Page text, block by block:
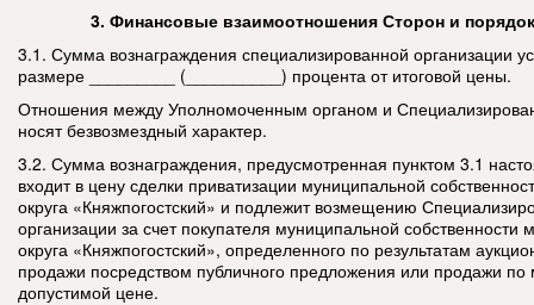
3. Финансовые взаимоотношения Сторон и
3.1. Сумма вознаграждения специализированной организации
размере _________ (__________) процента от итоговой цены.
Отношения между Уполномоченным органом и
носят безвозмездный характер.
3.2. Сумма вознаграждения, предусмотренная пунктом 3.1
входит в цену сделки приватизации муниципальной
округа «Княжпогостский» и подлежит возмещению
организации за счет покупателя муниципальной собственности
округа «Княжпогостский», определенного по результатам
продажи посредством публичного предложения или продажи
допустимой цене.